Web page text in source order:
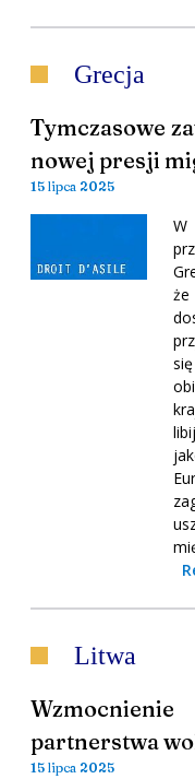
Grecja
Tymczasowe
nowej presji
15 lipca 2025
W
Litwa
partnerstwa
15 lipca 2025